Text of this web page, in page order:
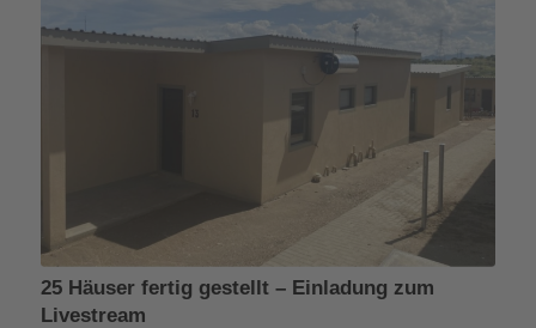
25 Häuser fertig gestellt – Einladung zum
Livestream